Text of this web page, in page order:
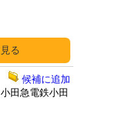
小田急電鉄小田
候補に追加